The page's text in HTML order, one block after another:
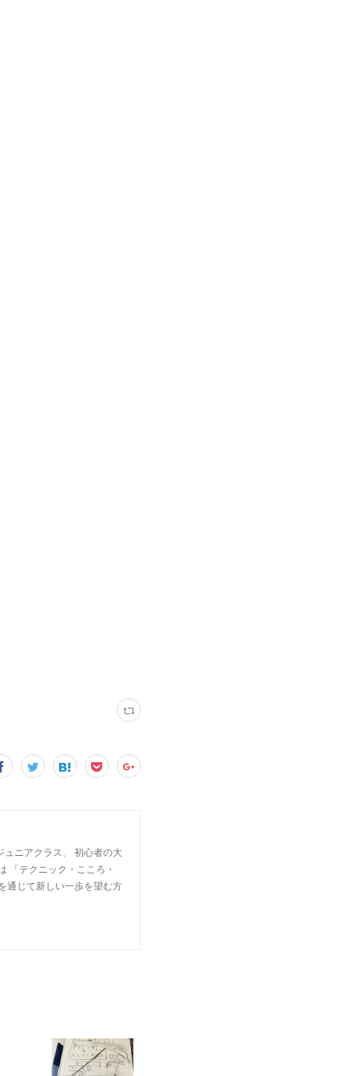
ニアクラス、 初心者の大
「テクニック・こころ・
通じて新しい一歩を望む方